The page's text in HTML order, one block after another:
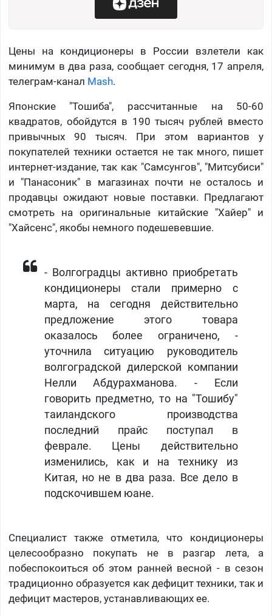
Цены на кондиционеры в России взлетели как
минимум в два раза, сообщает сегодня, 17 апреля,
телеграм-канал Mash.
Японские "Тошиба", рассчитанные на 50-60
квадратов, обойдутся в 190 тысяч рублей вместо
привычных 90 тысяч. При этом вариантов у
покупателей техники остается не так много, пишет
интернет-издание, так как "Самсунгов", "Митсубиси"
и "Панасоник" в магазинах почти не осталось и
продавцы ожидают новые поставки. Предлагают
смотреть на оригинальные китайские "Хайер" и
"Хайсенс", якобы немного подешевевшие.
​- Волгоградцы активно приобретать
кондиционеры стали примерно с
марта, на сегодня действительно
предложение этого товара
оказалось более ограничено, -
уточнила ситуацию руководитель
волгоградской дилерской компании
Нелли Абдурахманова. - Если
говорить предметно, то на "Тошибу"
таиландского производства
последний прайс поступал в
феврале. Цены действительно
изменились, как и на технику из
Китая, но не в два раза. Все дело в
подскочившем юане.
Специалист также отметила, что кондиционеры
целесообразно покупать не в разгар лета, а
побеспокоиться об этом ранней весной - в сезон
традиционно образуется как дефицит техники, так и
дефицит мастеров, устанавливающих ее.